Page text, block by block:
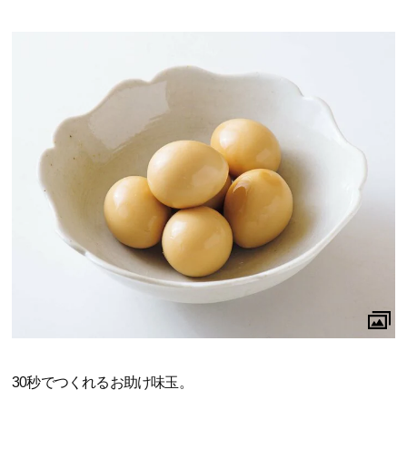
30秒でつくれるお助け味玉。